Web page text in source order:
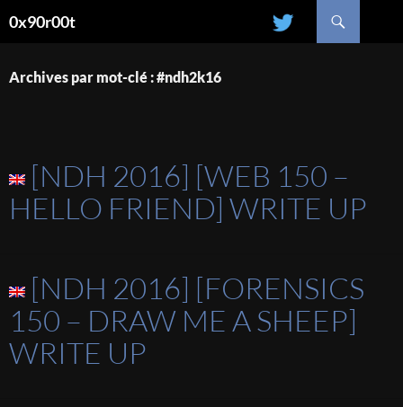
0x90r00t
CONTENU
Archives par mot-clé : #ndh2k16
[NDH 2016] [WEB 150 –
HELLO FRIEND] WRITE UP
[NDH 2016] [FORENSICS
150 – DRAW ME A SHEEP]
WRITE UP